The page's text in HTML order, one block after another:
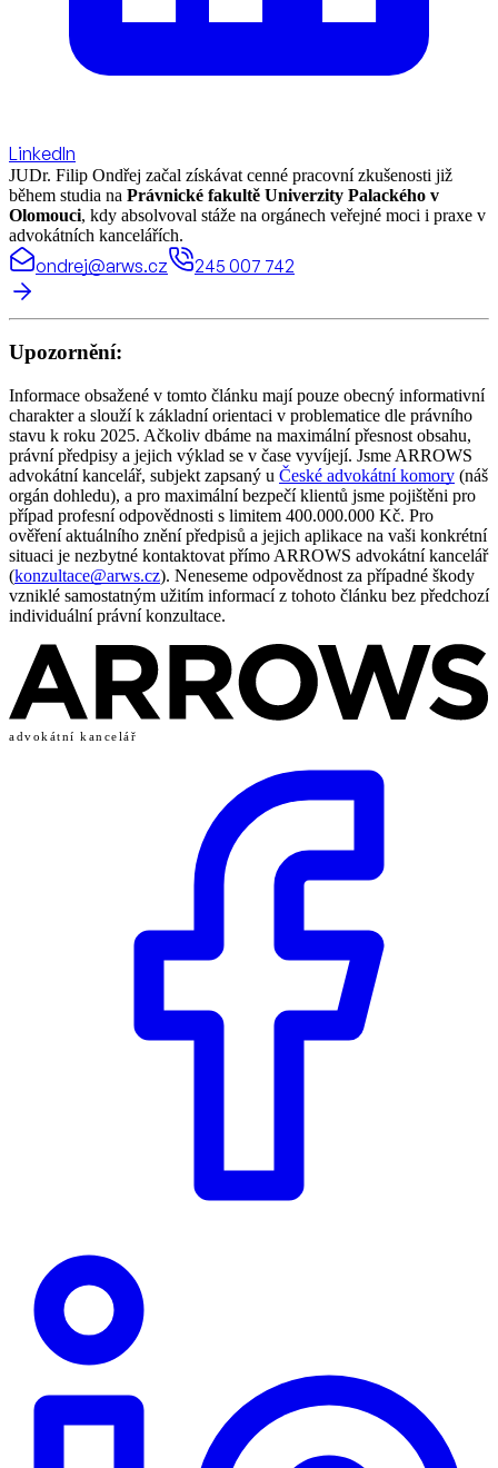
LinkedIn
JUDr. Filip Ondřej začal získávat cenné pracovní zkušenosti již
během studia na Právnické fakultě Univerzity Palackého v
Olomouci, kdy absolvoval stáže na orgánech veřejné moci i praxe v
advokátních kancelářích.
ondrej@arws.cz 245 007 742
Upozornění:
Informace obsažené v tomto článku mají pouze obecný informativní
charakter a slouží k základní orientaci v problematice dle právního
stavu k roku 2025. Ačkoliv dbáme na maximální přesnost obsahu,
právní předpisy a jejich výklad se v čase vyvíjejí. Jsme ARROWS
advokátní kancelář, subjekt zapsaný u České advokátní komory (náš
orgán dohledu), a pro maximální bezpečí klientů jsme pojištěni pro
případ profesní odpovědnosti s limitem 400.000.000 Kč. Pro
ověření aktuálního znění předpisů a jejich aplikace na vaši konkrétní
situaci je nezbytné kontaktovat přímo ARROWS advokátní kancelář
(konzultace@arws.cz). Neneseme odpovědnost za případné škody
vzniklé samostatným užitím informací z tohoto článku bez předchozí
individuální právní konzultace.
advokátní kancelář